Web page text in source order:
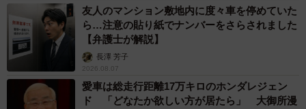
友人のマンション敷地内に度々車を停めていた
ら…注意の貼り紙でナンバーをさらされました
【弁護士が解説】
長澤 芳子
2026.08.07
愛車は総走行距離17万キロのホンダレジェン
ド 「どなたか欲しい方が居たら」 大御所漫